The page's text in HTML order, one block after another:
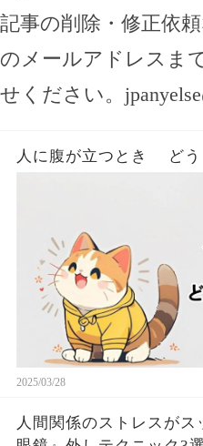
記事の削除・修正依
のメールアドレスま
せください。
人に腹が立つとき どう
2025/03/28
人間関係のストレスが